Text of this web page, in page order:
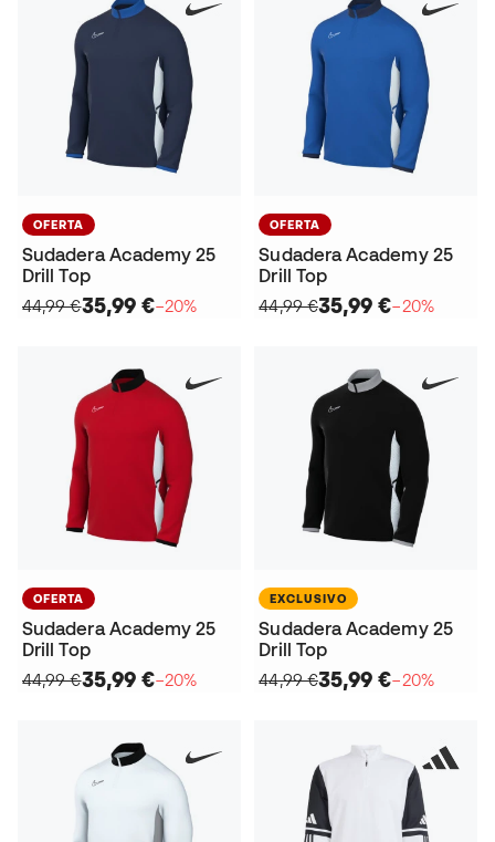
OFERTA
Sudadera Academy 25
Drill Top
44,99 €35,99 €−20%
OFERTA
Sudadera Academy 25
Drill Top
44,99 €35,99 €−20%
OFERTA
Sudadera Academy 25
Drill Top
44,99 €35,99 €−20%
EXCLUSIVO
Sudadera Academy 25
Drill Top
44,99 €35,99 €−20%